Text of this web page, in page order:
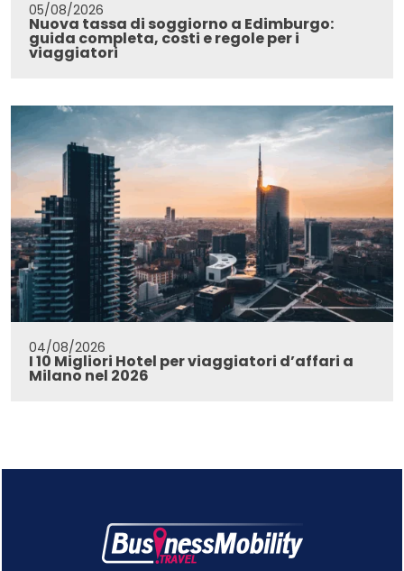
05/08/2026
Nuova tassa di soggiorno a Edimburgo:
guida completa, costi e regole per i
viaggiatori
04/08/2026
I 10 Migliori Hotel per viaggiatori d’affari a
Milano nel 2026